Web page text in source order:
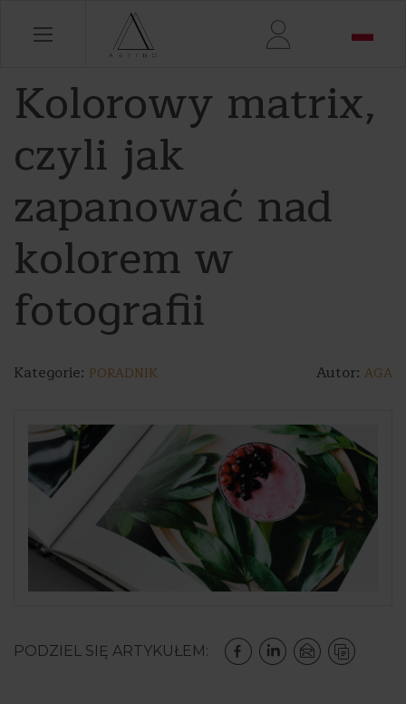
Kolorowy matrix,
czyli jak
zapanować nad
kolorem w
fotografii
Kategorie: PORADNIK Autor: AGA
PODZIEL SIĘ ARTYKUŁEM: